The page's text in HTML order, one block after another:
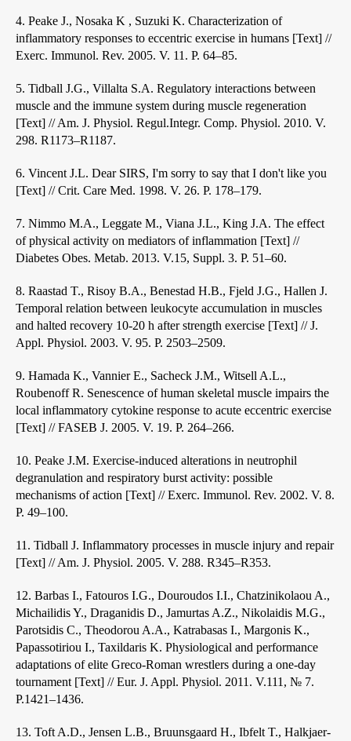
4. Peake J., Nosaka K , Suzuki K. Characterization of
inflammatory responses to eccentric exercise in humans [Text] //
Exerc. Immunol. Rev. 2005. V. 11. P. 64–85.
5. Tidball J.G., Villalta S.A. Regulatory interactions between
muscle and the immune system during muscle regeneration
[Text] // Am. J. Physiol. Regul.Integr. Comp. Physiol. 2010. V.
298. R1173–R1187.
6. Vincent J.L. Dear SIRS, I'm sorry to say that I don't like you
[Text] // Crit. Care Med. 1998. V. 26. P. 178–179.
7. Nimmo M.A., Leggate M., Viana J.L., King J.A. The effect
of physical activity on mediators of inflammation [Text] //
Diabetes Obes. Metab. 2013. V.15, Suppl. 3. P. 51–60.
8. Raastad T., Risoy B.A., Benestad H.B., Fjeld J.G., Hallen J.
Temporal relation between leukocyte accumulation in muscles
and halted recovery 10-20 h after strength exercise [Text] // J.
Appl. Physiol. 2003. V. 95. P. 2503–2509.
9. Hamada K., Vannier E., Sacheck J.M., Witsell A.L.,
Roubenoff R. Senescence of human skeletal muscle impairs the
local inflammatory cytokine response to acute eccentric exercise
[Text] // FASEB J. 2005. V. 19. P. 264–266.
10. Peake J.M. Exercise-induced alterations in neutrophil
degranulation and respiratory burst activity: possible
mechanisms of action [Text] // Exerc. Immunol. Rev. 2002. V. 8.
P. 49–100.
11. Tidball J. Inflammatory processes in muscle injury and repair
[Text] // Am. J. Physiol. 2005. V. 288. R345–R353.
12. Barbas I., Fatouros I.G., Douroudos I.I., Chatzinikolaou A.,
Michailidis Y., Draganidis D., Jamurtas A.Z., Nikolaidis M.G.,
Parotsidis C., Theodorou A.A., Katrabasas I., Margonis K.,
Papassotiriou I., Taxildaris K. Physiological and performance
adaptations of elite Greco-Roman wrestlers during a one-day
tournament [Text] // Eur. J. Appl. Physiol. 2011. V.111, № 7.
P.1421–1436.
13. Toft A.D., Jensen L.B., Bruunsgaard H., Ibfelt T., Halkjaer-